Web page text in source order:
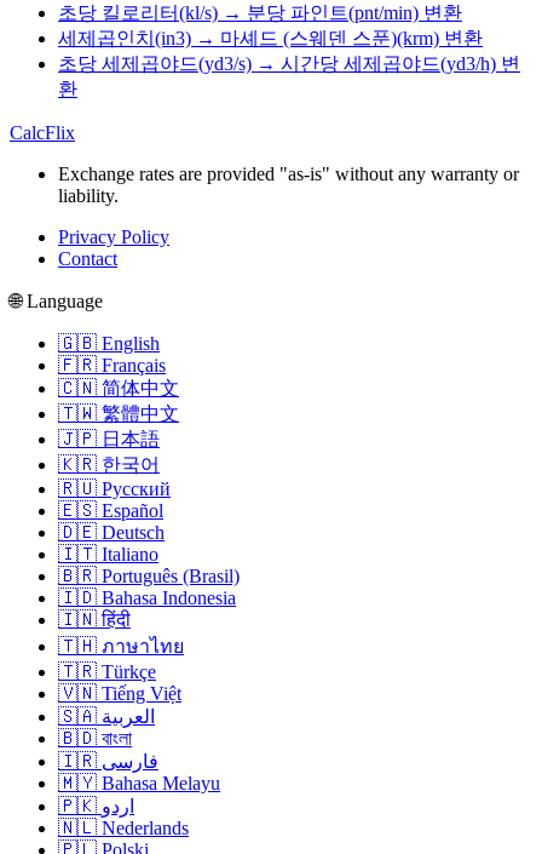
초당 킬로리터(kl/s) → 분당 파인트(pnt/min) 변환
세제곱인치(in3) → 마셰드 (스웨덴 스푼)(krm) 변환
초당 세제곱야드(yd3/s) → 시간당 세제곱야드(yd3/h) 변
환
CalcFlix
Exchange rates are provided "as-is" without any warranty or
liability.
Privacy Policy
Contact
🌐 Language
🇬🇧 English
🇫🇷 Français
🇨🇳 简体中文
🇹🇼 繁體中文
🇯🇵 日本語
🇰🇷 한국어
🇷🇺 Русский
🇪🇸 Español
🇩🇪 Deutsch
🇮🇹 Italiano
🇧🇷 Português (Brasil)
🇮🇩 Bahasa Indonesia
🇮🇳 हिंदी
🇹🇭 ภาษาไทย
🇹🇷 Türkçe
🇻🇳 Tiếng Việt
🇸🇦 العربية
🇧🇩 বাংলা
🇮🇷 فارسی
🇲🇾 Bahasa Melayu
🇵🇰 اردو
🇳🇱 Nederlands